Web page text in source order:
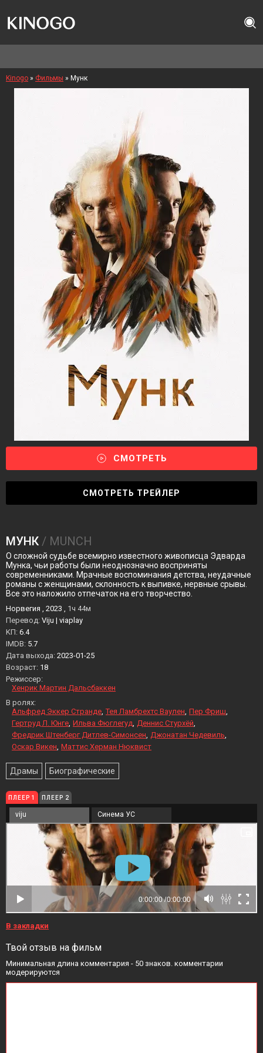
Kinogo » Фильмы » Мунк
СМОТРЕТЬ
СМОТРЕТЬ ТРЕЙЛЕР
МУНК / MUNCH
О сложной судьбе всемирно известного живописца Эдварда
Мунка, чьи работы были неоднозначно восприняты
современниками. Мрачные воспоминания детства, неудачные
романы с женщинами, склонность к выпивке, нервные срывы.
Все это наложило отпечаток на его творчество.
Норвегия , 2023 , 1ч 44м
Перевод: Viju | viaplay
KП: 6.4
IMDB: 5.7
Дата выхода: 2023-01-25
Возраст: 18
Режиссер:
Хенрик Мартин Дальсбаккен
В ролях:
Альфред Эккер Странде Тея Ламбрехтс Ваулен Пер Фриш
Гертруд Л. Юнге Ильва Фюглегуд Деннис Стурхёй
Фредрик Штенберг Дитлев-Симонсен Джонатан Чедевиль
Оскар Викен Маттис Херман Нюквист
Драмы Биографические
ПЛЕЕР 1 ПЛЕЕР 2
viju Синема УС
В закладки
Твой отзыв на фильм
Минимальная длина комментария - 50 знаков. комментарии
модерируются